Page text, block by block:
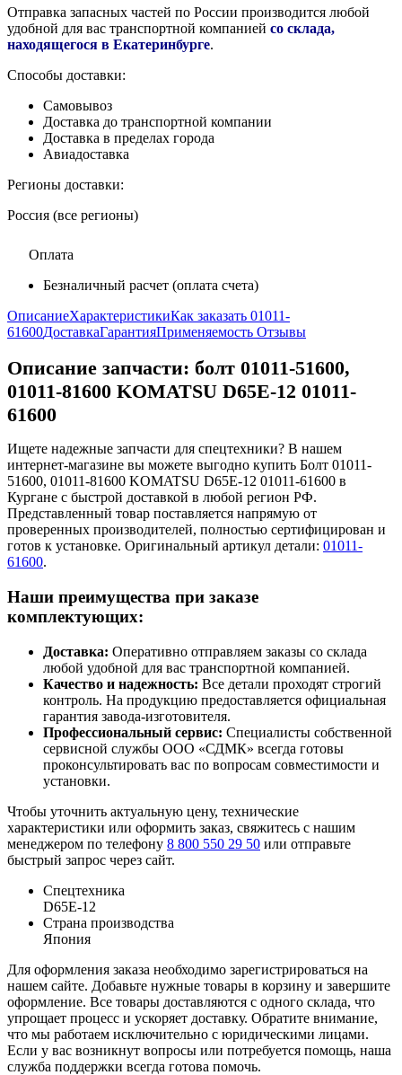
Отправка запасных частей по России производится любой
удобной для вас транспортной компанией со склада,
находящегося в Екатеринбурге.
Способы доставки:
Самовывоз
Доставка до транспортной компании
Доставка в пределах города
Авиадоставка
Регионы доставки:
Россия (все регионы)
Оплата
Безналичный расчет (оплата счета)
ОписаниеХарактеристикиКак заказать 01011-
61600ДоставкаГарантияПрименяемость Отзывы
Описание запчасти: болт 01011-51600,
01011-81600 KOMATSU D65E-12 01011-
61600
Ищете надежные запчасти для спецтехники? В нашем
интернет-магазине вы можете выгодно купить Болт 01011-
51600, 01011-81600 KOMATSU D65E-12 01011-61600 в
Кургане с быстрой доставкой в любой регион РФ.
Представленный товар поставляется напрямую от
проверенных производителей, полностью сертифицирован и
готов к установке. Оригинальный артикул детали: 01011-
61600.
Наши преимущества при заказе
комплектующих:
Доставка: Оперативно отправляем заказы со склада
любой удобной для вас транспортной компанией.
Качество и надежность: Все детали проходят строгий
контроль. На продукцию предоставляется официальная
гарантия завода-изготовителя.
Профессиональный сервис: Специалисты собственной
сервисной службы ООО «СДМК» всегда готовы
проконсультировать вас по вопросам совместимости и
установки.
Чтобы уточнить актуальную цену, технические
характеристики или оформить заказ, свяжитесь с нашим
менеджером по телефону 8 800 550 29 50 или отправьте
быстрый запрос через сайт.
Спецтехника
D65E-12
Страна производства
Япония
Для оформления заказа необходимо зарегистрироваться на
нашем сайте. Добавьте нужные товары в корзину и завершите
оформление. Все товары доставляются с одного склада, что
упрощает процесс и ускоряет доставку. Обратите внимание,
что мы работаем исключительно с юридическими лицами.
Если у вас возникнут вопросы или потребуется помощь, наша
служба поддержки всегда готова помочь.